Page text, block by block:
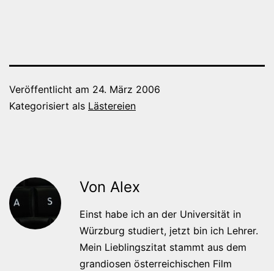
Veröffentlicht am 24. März 2006
Kategorisiert als Lästereien
Von Alex
Einst habe ich an der Universität in
Würzburg studiert, jetzt bin ich Lehrer.
Mein Lieblingszitat stammt aus dem
grandiosen österreichischen Film